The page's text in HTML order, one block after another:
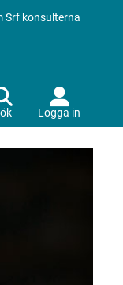
Srf konsulterna
Logga in